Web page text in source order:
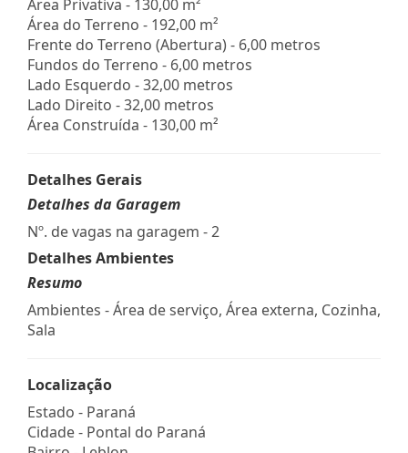
Área Privativa - 130,00 m²
Área do Terreno - 192,00 m²
Frente do Terreno (Abertura) - 6,00 metros
Fundos do Terreno - 6,00 metros
Lado Esquerdo - 32,00 metros
Lado Direito - 32,00 metros
Área Construída - 130,00 m²
Detalhes Gerais
Detalhes da Garagem
Nº. de vagas na garagem - 2
Detalhes Ambientes
Resumo
Ambientes - Área de serviço, Área externa, Cozinha,
Sala
Localização
Estado - Paraná
Cidade - Pontal do Paraná